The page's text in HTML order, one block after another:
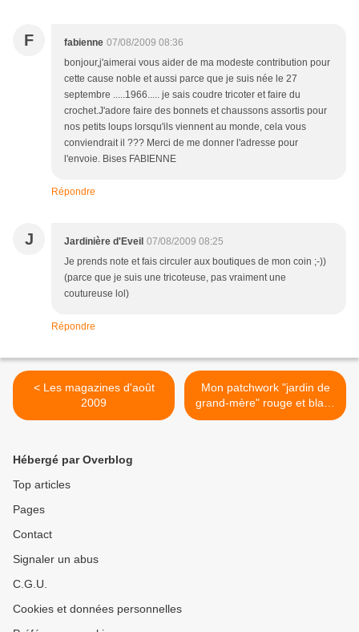
F fabienne 07/08/2009 08:36
bonjour,j'aimerai vous aider de ma modeste contribution pour
cette cause noble et aussi parce que je suis née le 27
septembre .....1966..... je sais coudre tricoter et faire du
crochet.J'adore faire des bonnets et chaussons assortis pour
nos petits loups lorsqu'ils viennent au monde, cela vous
conviendrait il ??? Merci de me donner l'adresse pour
l'envoie. Bises FABIENNE
Répondre
J Jardinière d'Eveil 07/08/2009 08:25
Je prends note et fais circuler aux boutiques de mon coin ;-))
(parce que je suis une tricoteuse, pas vraiment une
coutureuse lol)
Répondre
< Les magazines d'août
2009
Mon patchwork "jardin de
grand-mère" rouge et blanc
(diaporama + tuto) >
Hébergé par Overblog
Top articles
Pages
Contact
Signaler un abus
C.G.U.
Cookies et données personnelles